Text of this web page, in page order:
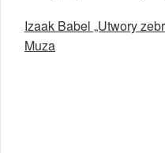
Izaak Babel „Utwory
Muza